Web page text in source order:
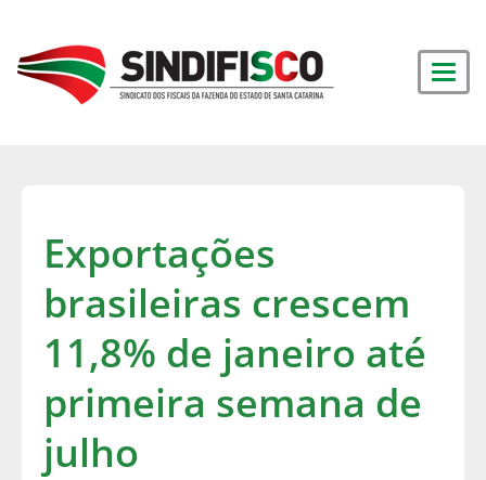
Exportações
brasileiras crescem
11,8% de janeiro até
primeira semana de
julho